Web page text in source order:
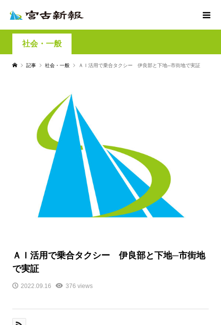
社会・一般
記事 社会・一般 ＡＩ活用で乗合タクシー 伊良部と下地─市街地で実証
ＡＩ活用で乗合タクシー 伊良部と下地─市街地
で実証
2022.09.16 376 views